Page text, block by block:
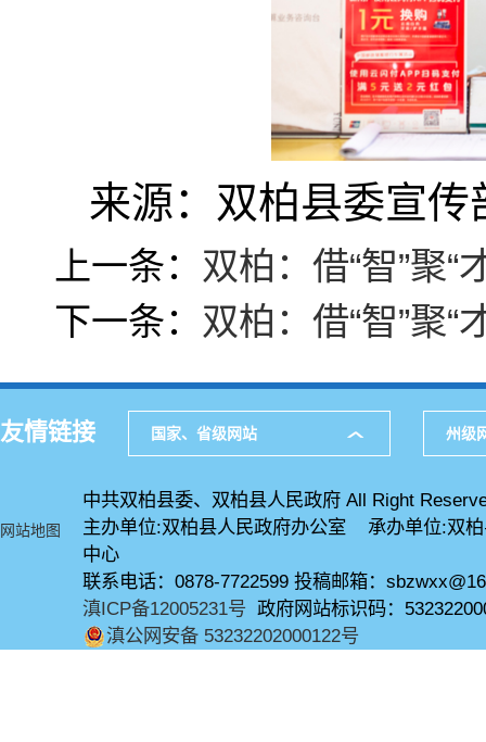
来源：双柏县委宣传
上一条： 双柏：借“智”聚“
下一条： 双柏：借“智”聚“
友情链接 国家、省级网站 州级
网站地图
中共双柏县委、双柏县人民政府 All Right
主办单位:双柏县人民政府办公室 承办单位:双
中心
联系电话：0878-7722599 投稿邮箱：
滇ICP备12005231号 政府网站标识码：
滇公网安备 53232202000122号